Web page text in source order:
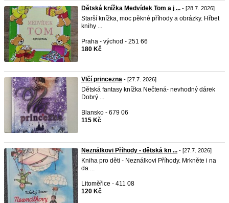
Dětská knížka Medvídek Tom a j ... - [28.7. 2026]
Starší knížka, moc pěkné příhody a obrázky. Hřbet
knihy ...
Praha - východ - 251 66
180 Kč
Vlčí princezna - [27.7. 2026]
Dětská fantasy knížka Nečtená- nevhodný dárek
Dobrý ...
Blansko - 679 06
115 Kč
Neználkovi Příhody - dětská kn ... - [27.7. 2026]
Kniha pro děti - Neználkovi Příhody. Mrkněte i na
da ...
Litoměřice - 411 08
120 Kč